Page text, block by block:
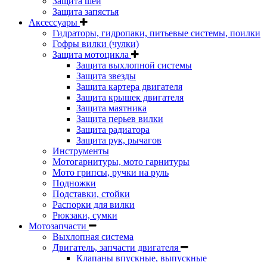
Защита запястья
Аксессуары
Гидраторы, гидропаки, питьевые системы, поилки
Гофры вилки (чулки)
Защита мотоцикла
Защита выхлопной системы
Защита звезды
Защита картера двигателя
Защита крышек двигателя
Защита маятника
Защита перьев вилки
Защита радиатора
Защита рук, рычагов
Инструменты
Мотогарнитуры, мото гарнитуры
Мото грипсы, ручки на руль
Подножки
Подставки, стойки
Распорки для вилки
Рюкзаки, сумки
Мотозапчасти
Выхлопная система
Двигатель, запчасти двигателя
Клапаны впускные, выпускные